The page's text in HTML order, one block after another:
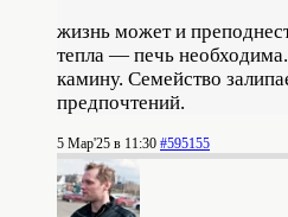
жизнь может и
тепла — печь
камину. Семейство
предпочтений.
5 Мар'25 в 11:30 #595155